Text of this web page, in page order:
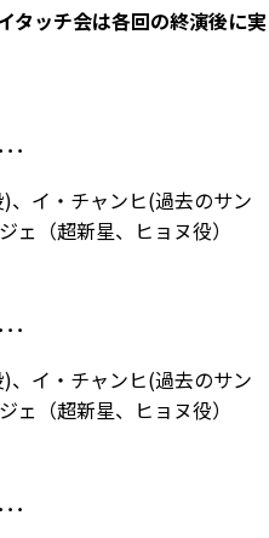
タッチ会は各回の終演後に実
･
、イ・チャンヒ(過去のサン
ェ（超新星、ヒョヌ役）
･
、イ・チャンヒ(過去のサン
ェ（超新星、ヒョヌ役）
･